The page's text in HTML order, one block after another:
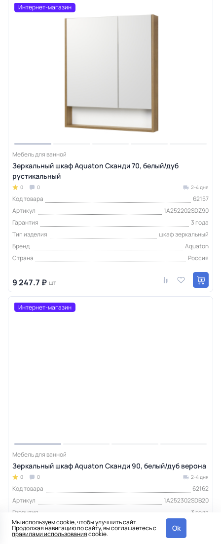
Интернет-магазин
Мебель для ванной
Зеркальный шкаф Aquaton Сканди 70, белый/дуб
рустикальный
0 0 2-4 дня
Код товара
62157
Артикул
1A252202SDZ90
Гарантия
3 года
Тип изделия
шкаф зеркальный
Бренд
Aquaton
Страна
Россия
9 247.7 ₽ шт
Интернет-магазин
Мебель для ванной
Зеркальный шкаф Aquaton Сканди 90, белый/дуб верона
0 0 2-4 дня
Код товара
62162
Артикул
1A252302SDB20
Гарантия
3 года
Тип изделия
шкаф зеркальный
Бренд
Aquaton
Мы используем cookie, чтобы улучшить сайт.
Продолжая навигацию по сайту, вы соглашаетесь с
правилами использованияcookie.
Ok